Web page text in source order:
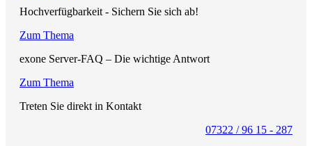
Hochverfügbarkeit - Sichern Sie sich ab!
Zum Thema
exone Server-FAQ – Die wichtige Antwort
Zum Thema
Treten Sie direkt in Kontakt
07322 / 96 15 - 287